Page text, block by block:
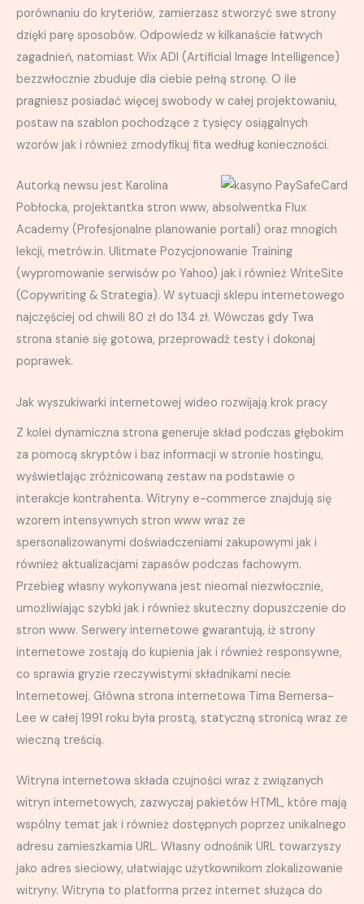
porównaniu do kryteriów, zamierzasz stworzyć swe strony
dzięki parę sposobów. Odpowiedz w kilkanaście łatwych
zagadnień, natomiast Wix ADI (Artificial Image Intelligence)
bezzwłocznie zbuduje dla ciebie pełną stronę. O ile
pragniesz posiadać więcej swobody w całej projektowaniu,
postaw na szablon pochodzące z tysięcy osiągalnych
wzorów jak i również zmodyfikuj fita według konieczności.
Autorką newsu jest Karolina
Pobłocka, projektantka stron www, absolwentka Flux
Academy (Profesjonalne planowanie portali) oraz mnogich
lekcji, metrów.in. Ulitmate Pozycjonowanie Training
(wypromowanie serwisów po Yahoo) jak i również WriteSite
(Copywriting & Strategia). W sytuacji sklepu internetowego
najczęściej od chwili 80 zł do 134 zł. Wówczas gdy Twa
strona stanie się gotowa, przeprowadź testy i dokonaj
poprawek.
Jak wyszukiwarki internetowej wideo rozwijają krok pracy
Z kolei dynamiczna strona generuje skład podczas głębokim
za pomocą skryptów i baz informacji w stronie hostingu,
wyświetlając zróżnicowaną zestaw na podstawie o
interakcje kontrahenta. Witryny e-commerce znajdują się
wzorem intensywnych stron www wraz ze
spersonalizowanymi doświadczeniami zakupowymi jak i
również aktualizacjami zapasów podczas fachowym.
Przebieg własny wykonywana jest nieomal niezwłocznie,
umożliwiając szybki jak i również skuteczny dopuszczenie do
stron www. Serwery internetowe gwarantują, iż strony
internetowe zostają do kupienia jak i również responsywne,
co sprawia gryzie rzeczywistymi składnikami necie
Internetowej. Główna strona internetowa Tima Bernersa-
Lee w całej 1991 roku była prostą, statyczną stronicą wraz ze
wieczną treścią.
Witryna internetowa składa czujności wraz z związanych
witryn internetowych, zazwyczaj pakietów HTML, które mają
wspólny temat jak i również dostępnych poprzez unikalnego
adresu zamieszkamia URL. Własny odnośnik URL towarzyszy
jako adres sieciowy, ułatwiając użytkownikom zlokalizowanie
witryny. Witryna to platforma przez internet służąca do